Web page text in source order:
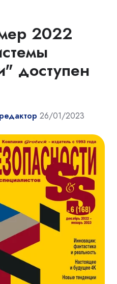
2022
доступен
26/01/2023